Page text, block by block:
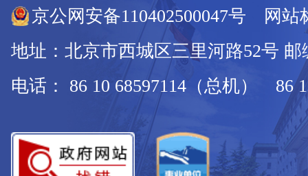
京公网安备110402500047号 网站
地址：北京市西城区三里河路52号 邮
电话： 86 10 68597114（总机） 86